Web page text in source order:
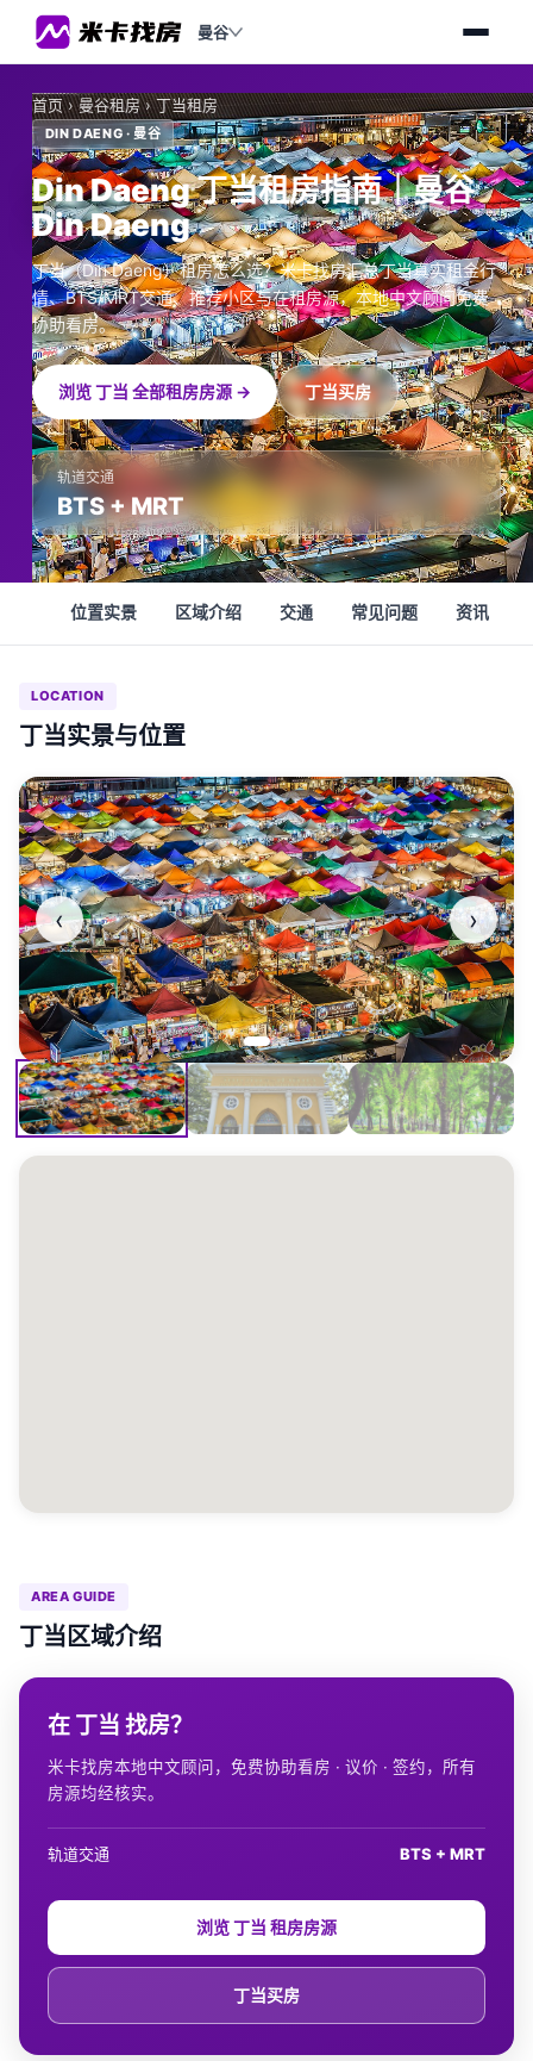
曼谷
首页›曼谷租房›丁当租房
DIN DAENG · 曼谷
Din Daeng 丁当租房指南｜曼谷
Din Daeng
丁当（Din Daeng）租房怎么选？米卡找房汇总丁当真实租金行
情、BTS/MRT交通、推荐小区与在租房源，本地中文顾问免费
协助看房。
浏览 丁当 全部租房房源 → 丁当买房
轨道交通
BTS + MRT
位置实景 区域介绍 交通 常见问题 资讯
LOCATION
丁当实景与位置
‹ ›
AREA GUIDE
丁当区域介绍
在 丁当 找房？
米卡找房本地中文顾问，免费协助看房 · 议价 · 签约，所有
房源均经核实。
轨道交通 BTS + MRT
浏览 丁当 租房房源
丁当买房